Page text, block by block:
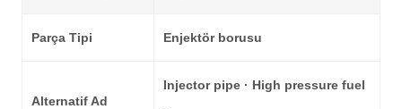
Parça Tipi Enjektör borusu
Alternatif Ad
Injector pipe · High pressure fuel